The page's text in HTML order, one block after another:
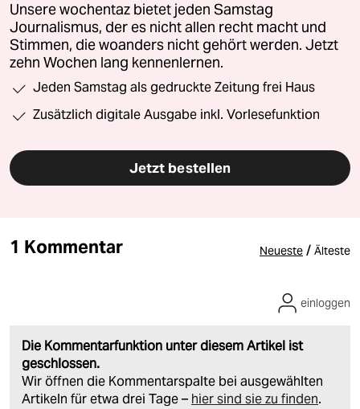
Unsere wochentaz bietet jeden Samstag
Journalismus, der es nicht allen recht macht und
Stimmen, die woanders nicht gehört werden. Jetzt
zehn Wochen lang kennenlernen.
Jeden Samstag als gedruckte Zeitung frei Haus
Zusätzlich digitale Ausgabe inkl. Vorlesefunktion
Jetzt bestellen
1 Kommentar Neueste / Älteste
Die Kommentarfunktion unter diesem Artikel ist
geschlossen.
Wir öffnen die Kommentarspalte bei ausgewählten
Artikeln für etwa drei Tage – hier sind sie zu finden.
einloggen